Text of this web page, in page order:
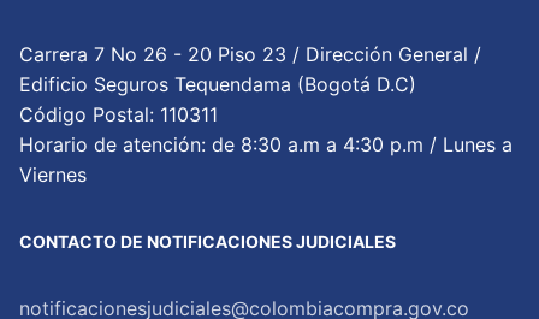
Carrera 7 No 26 - 20 Piso 23 / Dirección General /
Edificio Seguros Tequendama (Bogotá D.C)
Código Postal: 110311
Horario de atención: de 8:30 a.m a 4:30 p.m / Lunes a
Viernes
CONTACTO DE NOTIFICACIONES JUDICIALES
notificacionesjudiciales@colombiacompra.gov.co